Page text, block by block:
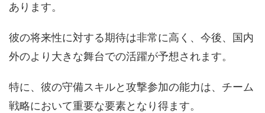
あります。
彼の将来性に対する期待は非常に高く、今後、国内
外のより大きな舞台での活躍が予想されます。
特に、彼の守備スキルと攻撃参加の能力は、チーム
戦略において重要な要素となり得ます。